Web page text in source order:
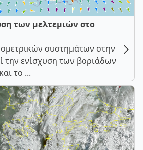
των μελτεμιών στο
συστημάτων στην
την ενίσχυση των βοριάδων
το ...